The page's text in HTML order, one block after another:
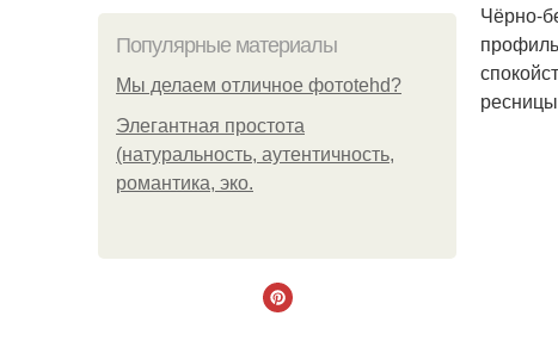
Популярные материалы
Мы делаем отличное фотоtehd?
Элегантная простота
(натуральность, аутентичность,
романтика, эко.
Чёрно-